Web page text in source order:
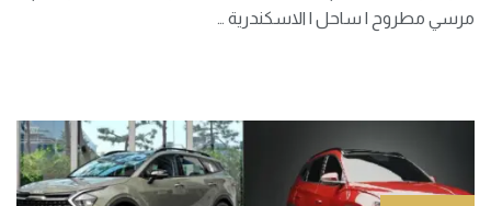
مرسي مطروح | ساحل | الاسكندرية …